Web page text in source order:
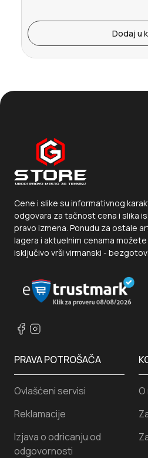
Dodaj u
Cene i slike su informativnog
odgovara za tačnost cena i slika
pravo izmena. Ponudu za ostale
lagera i aktuelnim cenama
isključivo vrši virmanski -
PRAVA POTROŠAČA
Ovlašćeni servisi
Reklamacije
Izjava o odricanju od
odgovornosti